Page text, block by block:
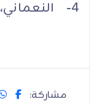
4- النعماني، كتاب الغيبة، ص:262.
مشاركة: